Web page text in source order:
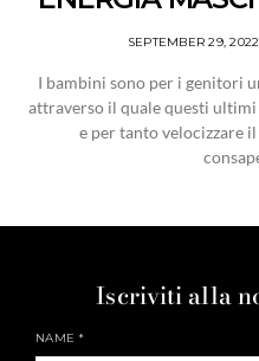
SEPTEMBER 29, 2022
I bambini sono per i genitori
attraverso il quale questi
e per tanto velocizzare
Iscriviti alla
NAME*